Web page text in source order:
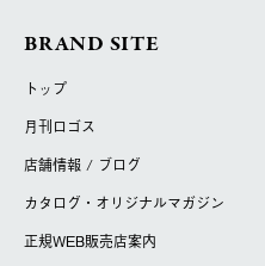
BRAND SITE
トップ
月刊ロゴス
店舗情報 / ブログ
カタログ・オリジナルマガジン
正規WEB販売店案内